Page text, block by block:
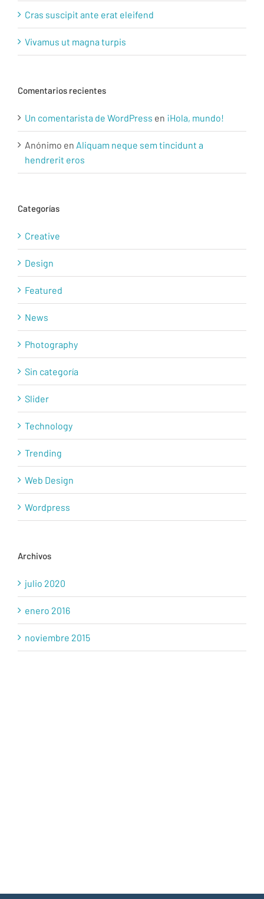
Cras suscipit ante erat eleifend
Vivamus ut magna turpis
Comentarios recientes
Un comentarista de WordPress en ¡Hola, mundo!
Anónimo en Aliquam neque sem tincidunt a
hendrerit eros
Categorías
Creative
Design
Featured
News
Photography
Sin categoría
Slider
Technology
Trending
Web Design
Wordpress
Archivos
julio 2020
enero 2016
noviembre 2015